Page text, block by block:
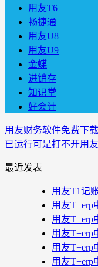
用友T6
畅捷通
用友U8
用友U9
金蝶
进销存
知识堂
好会计
用友财务软件免费下载
已运行可是打不开用
最近发表
用友T1记
用友T+erp
用友T+erp
用友T+erp
用友T+erp
用友T+erp